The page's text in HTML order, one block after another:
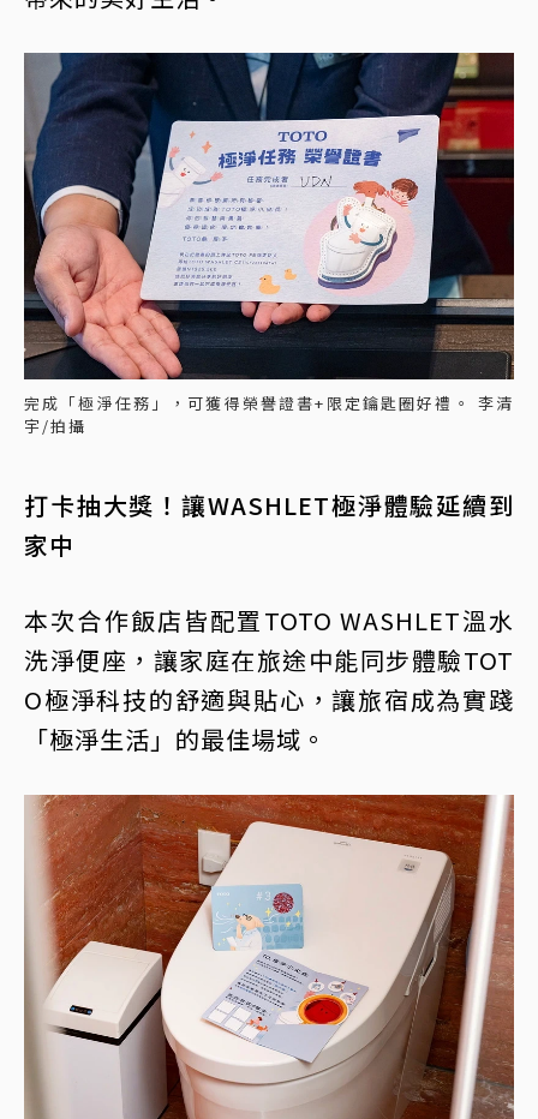
完成「極淨任務」，可獲得榮譽證書+限定鑰匙圈好禮。 李清
宇/拍攝
打卡抽大獎！讓WASHLET極淨體驗延續到
家中
本次合作飯店皆配置TOTO WASHLET溫水
洗淨便座，讓家庭在旅途中能同步體驗TOT
O極淨科技的舒適與貼心，讓旅宿成為實踐
「極淨生活」的最佳場域。